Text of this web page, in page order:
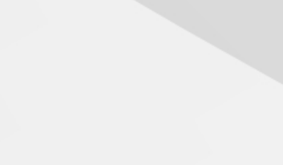
com obra sobre ética e
arquitetura contemporânea